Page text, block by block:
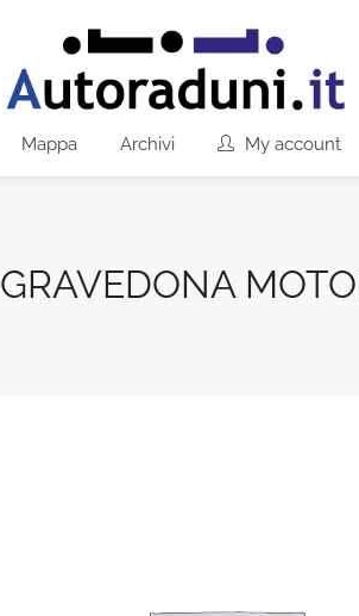
Mappa Archivi My account
GRAVEDONA